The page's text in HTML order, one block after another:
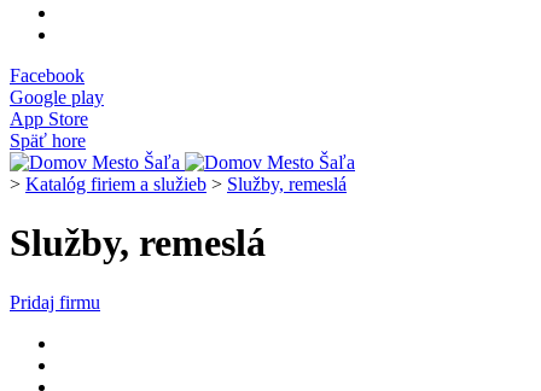
Facebook
Google play
App Store
Späť hore
> Katalóg firiem a služieb > Služby, remeslá
Služby, remeslá
Pridaj firmu